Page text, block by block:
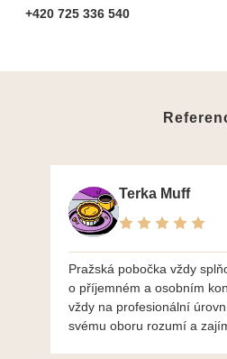
+420 725 336 540
Terka Muff
Pražská pobočka vždy
o příjemném a osobním
vždy na profesionální
svému oboru rozumí a